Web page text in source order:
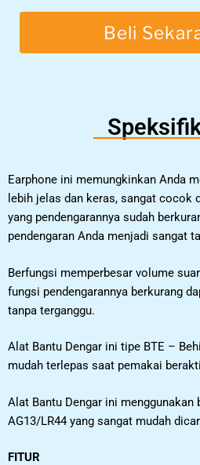
Beli
Earphone ini memungkinkan Anda
lebih jelas dan keras, sangat cocok
yang pendengarannya sudah
pendengaran Anda menjadi sangat
Berfungsi memperbesar volume
fungsi pendengarannya berkurang
tanpa terganggu.
Alat Bantu Dengar ini tipe BTE –
mudah terlepas saat pemakai
Alat Bantu Dengar ini menggunakan
AG13/LR44 yang sangat mudah
FITUR